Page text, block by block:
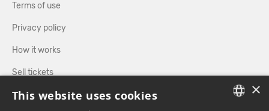
Terms of use
Privacy policy
How it works
Sell tickets
Directory ×
This website uses cookies